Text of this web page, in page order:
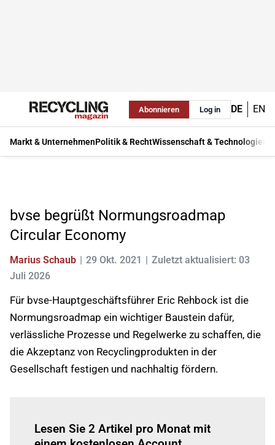
Abonnieren Log in DE EN
Markt & UnternehmenPolitik & RechtWissenschaft & Technologie
bvse begrüßt Normungsroadmap
Circular Economy
Marius Schaub 29 Okt. 2021
Zuletzt aktualisiert: 03
Juli 2026
Für bvse-Hauptgeschäftsführer Eric Rehbock ist die
Normungsroadmap ein wichtiger Baustein dafür,
verlässliche Prozesse und Regelwerke zu schaffen, die
die Akzeptanz von Recyclingprodukten in der
Gesellschaft festigen und nachhaltig fördern.
Lesen Sie 2 Artikel pro Monat mit